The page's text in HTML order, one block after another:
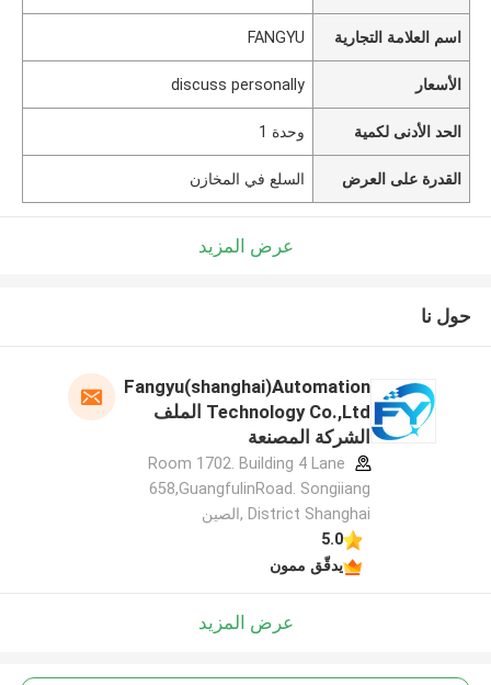
اسم العلامة التجارية FANGYU
الأسعار discuss personally
الحد الأدنى لكمية وحدة 1
القدرة على العرض السلع في المخازن
عرض المزيد
حول نا
Fangyu(shanghai)Automation
Technology Co.,Ltd الملف
الشركة المصنعة
Room 1702. Building 4 Lane
658,GuangfulinRoad. Songiiang
District Shanghai ,الصين
5.0
يدقّق ممون
عرض المزيد